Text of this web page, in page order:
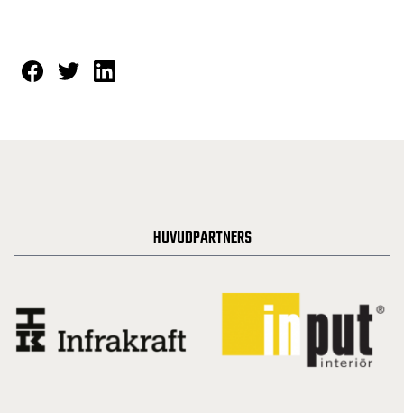
HUVUDPARTNERS